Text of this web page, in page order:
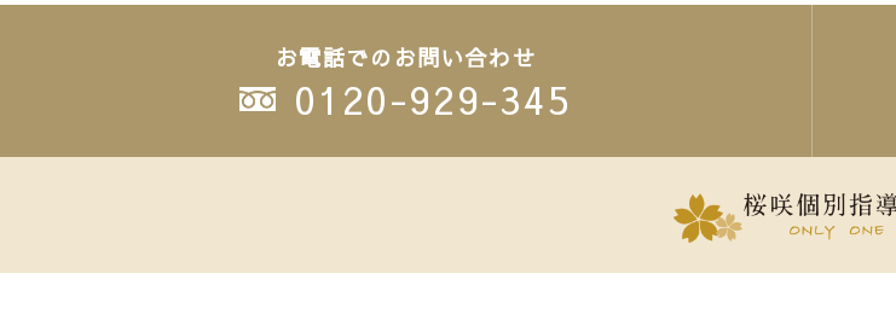
お電話でのお問い合わせ
0120-929-345